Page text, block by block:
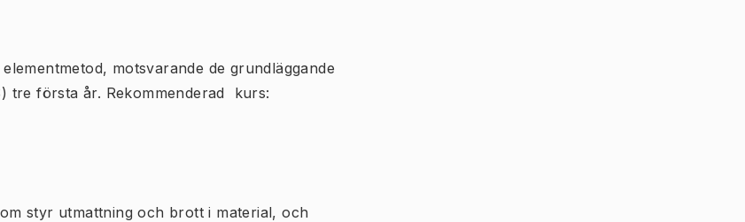
motsvarande de grundläggande
tre första år. Rekommenderad kurs:
styr utmattning och brott i material, och